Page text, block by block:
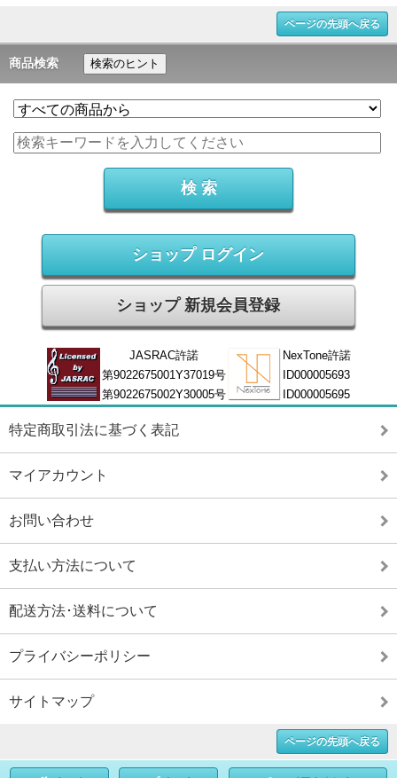
ページの先頭へ戻る
商品検索 検索のヒント
ショップ ログイン
ショップ 新規会員登録
JASRAC許諾
第9022675001Y37019号
第9022675002Y30005号
NexTone許諾
ID000005693
ID000005695
特定商取引法に基づく表記
マイアカウント
お問い合わせ
支払い方法について
配送方法･送料について
プライバシーポリシー
サイトマップ
ページの先頭へ戻る